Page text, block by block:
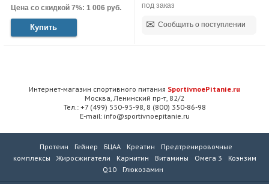
Цена со скидкой 7%: 1 006 руб.
Купить
под заказ
Сообщить о поступлении
Интернет-магазин спортивного питания SportivnoePitanie.ru
Москва, Ленинский пр-т, 82/2
Тел.: +7 (499) 550-95-98, 8 (800) 350-86-98
E-mail: info@sportivnoepitanie.ru
Протеин Гейнер БЦАА Креатин
Предтренировочные
комплексы
Жиросжигатели Карнитин Витамины Омега 3
Коэнзим
Q10
Глюкозамин